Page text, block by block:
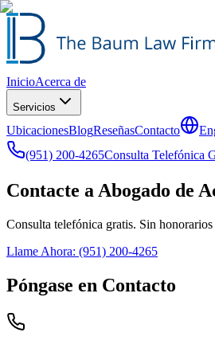
InicioAcerca de
Servicios
UbicacionesBlogReseñasContacto
(951) 200-4265Consulta Telefónica
Contacte a Abogado de
Consulta telefónica gratis. Sin
Llame Ahora: (951) 200-4265
Póngase en Contacto